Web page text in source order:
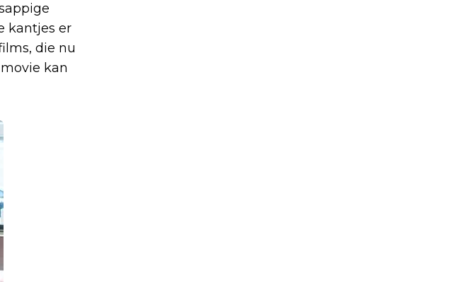
kantjes er
die nu
kan